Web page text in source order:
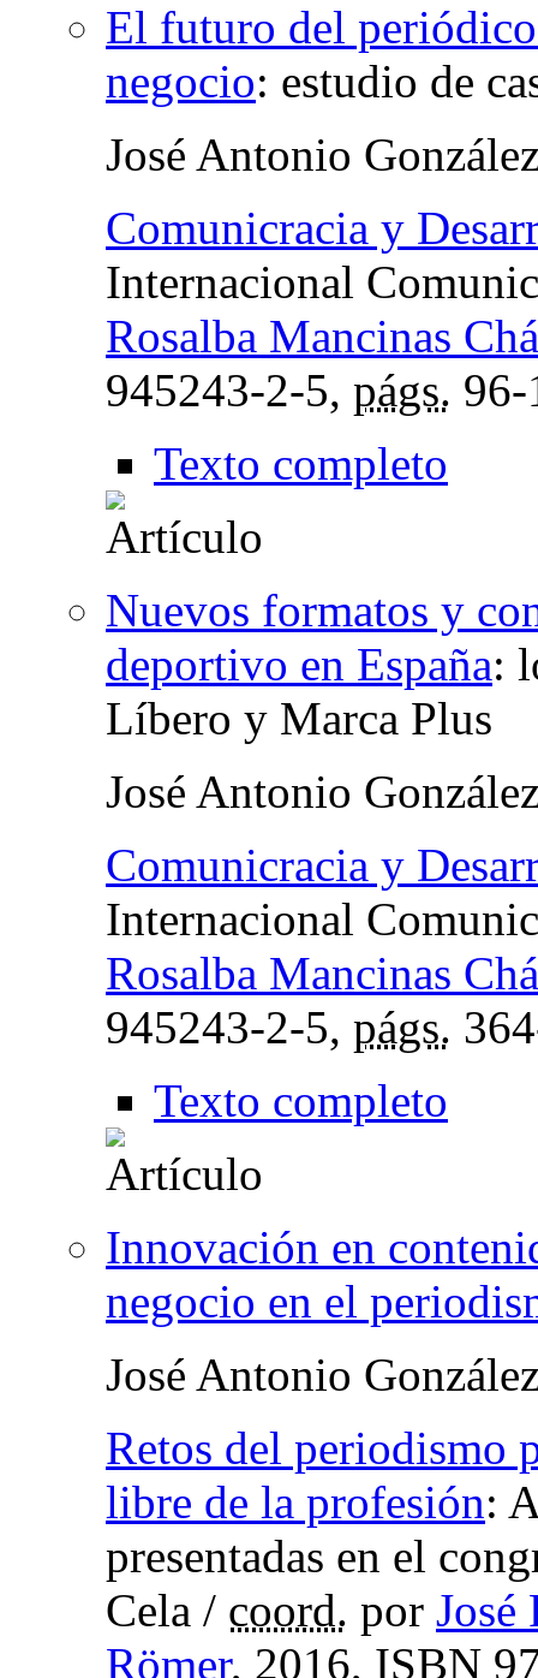
El futuro del
negocio: estudio de
José Antonio
Comunicracia y
Internacional
Rosalba Mancinas
945243-2-5, págs. 96-
Texto completo
Nuevos formatos y
deportivo en España:
Líbero y Marca Plus
José Antonio
Comunicracia y
Internacional
Rosalba Mancinas
945243-2-5, págs.
Texto completo
Innovación en
negocio en el
José Antonio
Retos del periodismo
libre de la profesión:
presentadas en el
Cela / coord. por
Römer, 2016, ISBN